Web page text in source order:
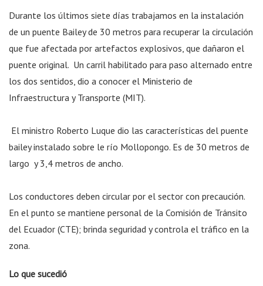
Durante los últimos siete días trabajamos en la instalación
de un puente Bailey de 30 metros para recuperar la circulación
que fue afectada por artefactos explosivos, que dañaron el
puente original. Un carril habilitado para paso alternado entre
los dos sentidos, dio a conocer el Ministerio de
Infraestructura y Transporte (MIT).
El ministro Roberto Luque dio las características del puente
bailey instalado sobre le río Mollopongo. Es de 30 metros de
largo y 3,4 metros de ancho.
Los conductores deben circular por el sector con precaución.
En el punto se mantiene personal de la Comisión de Tránsito
del Ecuador (CTE); brinda seguridad y controla el tráfico en la
zona.
Lo que sucedió